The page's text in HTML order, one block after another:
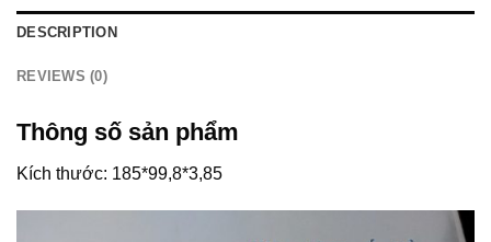
DESCRIPTION
REVIEWS (0)
Thông số sản phẩm
Kích thước: 185*99,8*3,85